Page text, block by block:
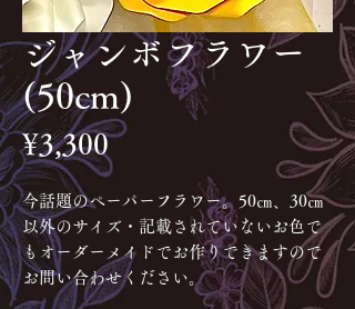
ジャンボフラワー
(50cm)
¥3,300Price
今話題のペーパーフラワー。​50㎝、30㎝
以外のサイズ・記載されていないお色で
もオーダーメイドでお作りできますので
お問い合わせください。